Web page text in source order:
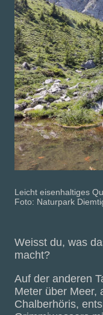
Leicht eisenhaltiges
Foto: Naturpark
Weisst du, was
macht?
Auf der anderen
Meter über Meer,
Chalberhöris,